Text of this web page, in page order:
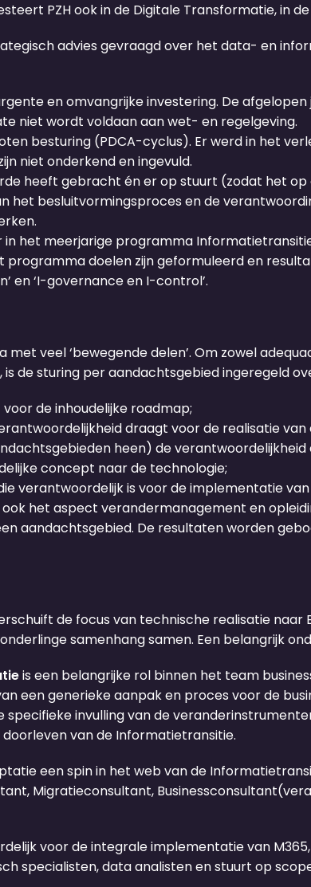
PZH ook in de Digitale Transformatie, in
advies gevraagd over het data- en
en omvangrijke investering. De
niet wordt voldaan aan wet- en regelgeving.
besturing (PDCA-cyclus). Er werd in het
niet onderkend en ingevuld.
heeft gebracht én er op stuurt (zodat het
het besluitvormingsproces en de
in het meerjarige programma
doelen zijn geformuleerd en
en ‘I-governance en I-control’.
veel ‘bewegende delen’. Om zowel
de sturing per aandachtsgebied ingeregeld
de inhoudelijke roadmap;
draagt voor de realisatie van
heen) de
concept naar de technologie;
verantwoordelijk is voor de implementatie
het aspect verandermanagement en
aandachtsgebied. De resultaten worden
de focus van technische realisatie naar
samenhang samen. Een belangrijk
is een belangrijke rol binnen het team
een generieke aanpak en proces voor de
invulling van de
van de Informatietransitie.
een spin in het web van de
Migratieconsultant,
voor de integrale implementatie van
specialisten, data analisten en stuurt op